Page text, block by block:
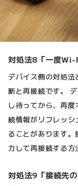
対処法8「一度Wi-
デバイス側の対処
断と再接続です。
し待ってから、再
続情報がリフレッ
ることがあります
力して再接続する方
対処法9「接続先